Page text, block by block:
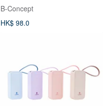
B-Concept
HK$ 98.0